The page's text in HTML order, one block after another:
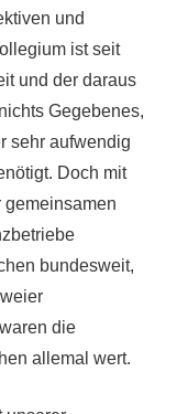
und
ist seit
und der daraus
Gegebenes,
sehr aufwendig
Doch mit
gemeinsamen
bundesweit,
die
allemal wert.